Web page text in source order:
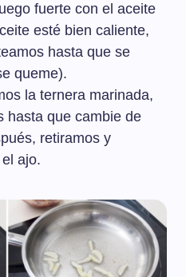
fuerte con el aceite
esté bien caliente,
hasta que se
queme).
la ternera marinada,
hasta que cambie de
retiramos y
ajo.